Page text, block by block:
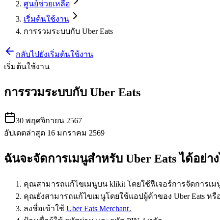
ศูนย์ช่วยเหลือ
เริ่มต้นใช้งาน
การรวมระบบกับ Uber Eats
กลับไปยังเริ่มต้นใช้งาน
เริ่มต้นใช้งาน
การรวมระบบกับ Uber Eats
30 พฤศจิกายน 2567
อัปเดตล่าสุด 16 มกราคม 2569
ฉันจะจัดการเมนูสำหรับ Uber Eats ได้อย่าง
คุณสามารถแก้ไขเมนูบน klikit โดยใช้ฟีเจอร์การจัดการเมนู
คุณยังสามารถแก้ไขเมนูโดยใช้แอปผู้ค้าของ Uber Eats หรื
ลงชื่อเข้าใช้ Uber Eats Merchant。